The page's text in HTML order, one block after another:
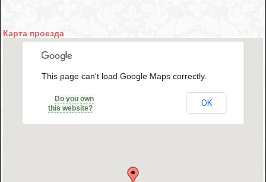
Карта проезда
This page can't load Google Maps correctly.
Do you own
this website?
OK